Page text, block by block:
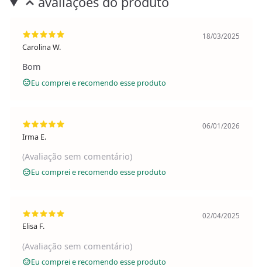
Carolina W.
18/03/2025
Bom
Eu comprei e recomendo esse produto
Irma E.
06/01/2026
(Avaliação sem comentário)
Eu comprei e recomendo esse produto
Elisa F.
02/04/2025
(Avaliação sem comentário)
Eu comprei e recomendo esse produto